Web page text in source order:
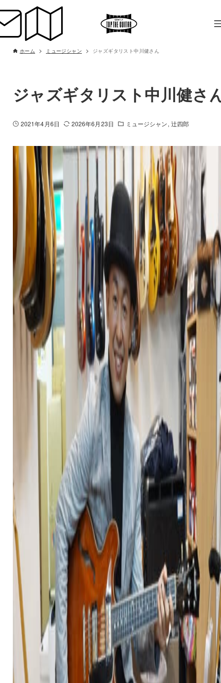
ホーム ミュージシャン ジャズギタリスト中川健さん
ジャズギタリスト中川健さ
2021年4月6日 2026年6月23日 ミュージシャン 辻四郎